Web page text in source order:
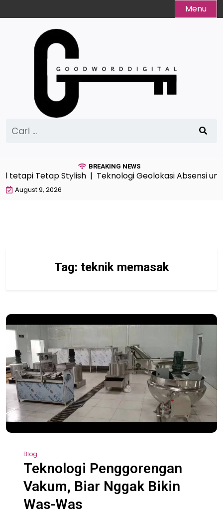
to
Menu
untuk:
BREAKING NEWS
tetapi Tetap Stylish | Teknologi Geolokasi Absensi
August 9, 2026
Tag: teknik memasak
Blog
Teknologi Penggorengan
Vakum, Biar Nggak Bikin
Was-Was